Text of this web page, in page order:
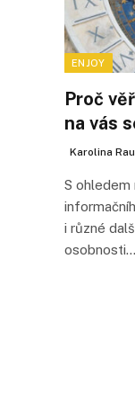
ENJOY
Proč
na vás
Karolina
S ohledem
i různé
osobnosti…